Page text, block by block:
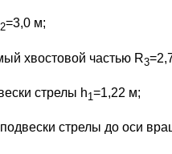
2=3,0 м;
хвостовой частью R3
стрелы h1 =1,22 м;
стрелы до оси